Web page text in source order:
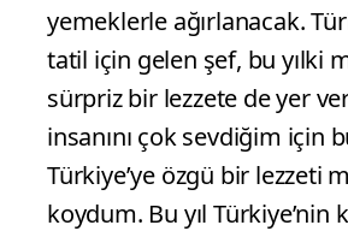
yemeklerle ağırlanacak.
tatil için gelen şef, bu yılki
sürpriz bir lezzete de yer
insanını çok sevdiğim için
Türkiye’ye özgü bir lezzeti
koydum. Bu yıl Türkiye’nin